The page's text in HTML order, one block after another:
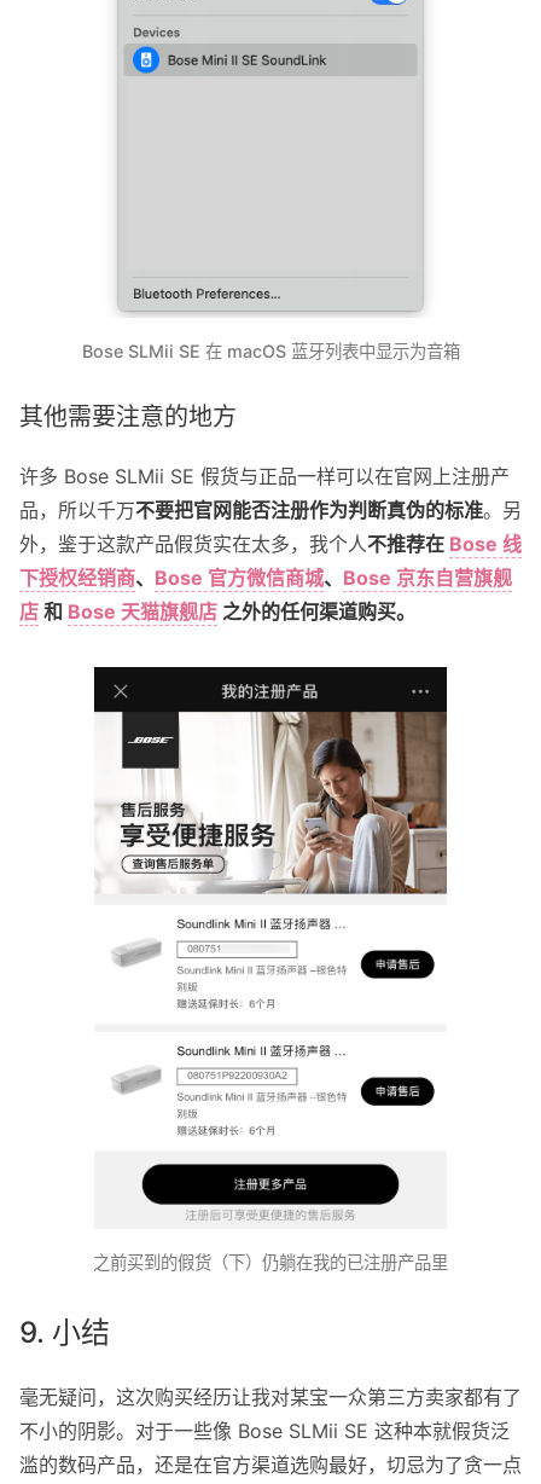
Bose SLMii SE 在 macOS 蓝牙列表中显示为音箱
其他需要注意的地方
许多 Bose SLMii SE 假货与正品一样可以在官网上注册产
品，所以千万不要把官网能否注册作为判断真伪的标准。另
外，鉴于这款产品假货实在太多，我个人不推荐在 Bose 线
下授权经销商、 Bose 官方微信商城、 Bose 京东自营旗舰
店 和 Bose 天猫旗舰店 之外的任何渠道购买。
之前买到的假货（下）仍躺在我的已注册产品里
9. 小结
毫无疑问，这次购买经历让我对某宝一众第三方卖家都有了
不小的阴影。对于一些像 Bose SLMii SE 这种本就假货泛
滥的数码产品，还是在官方渠道选购最好，切忌为了贪一点